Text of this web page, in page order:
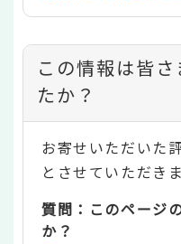
コ
ン
テ
ン
ツ
評
この情報は皆
たか？
お寄せいただいた
とさせていただきま
質問：このページ
か？